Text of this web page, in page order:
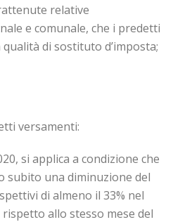
relative
e comunale, che i predetti
di sostituto d’imposta;
versamenti:
si applica a condizione che
subito una diminuzione del
di almeno il 33% nel
allo stesso mese del